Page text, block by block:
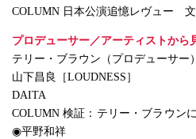
COLUMN 日本公演追憶レヴュー
プロデューサー／アーティストから
テリー・ブラウン（プロデューサー）
山下昌良［LOUDNESS］
DAITA
COLUMN 検証：テリー・ブラウ
◉平野和祥